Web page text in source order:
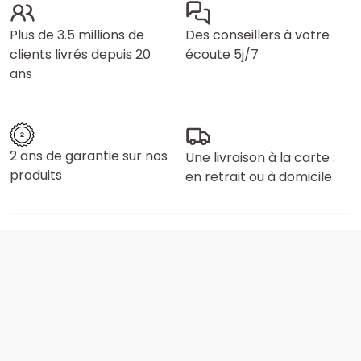
Plus de 3.5 millions de
clients livrés depuis 20
ans
Des conseillers à votre
écoute 5j/7
2 ans de garantie sur nos
produits
Une livraison à la carte :
en retrait ou à domicile